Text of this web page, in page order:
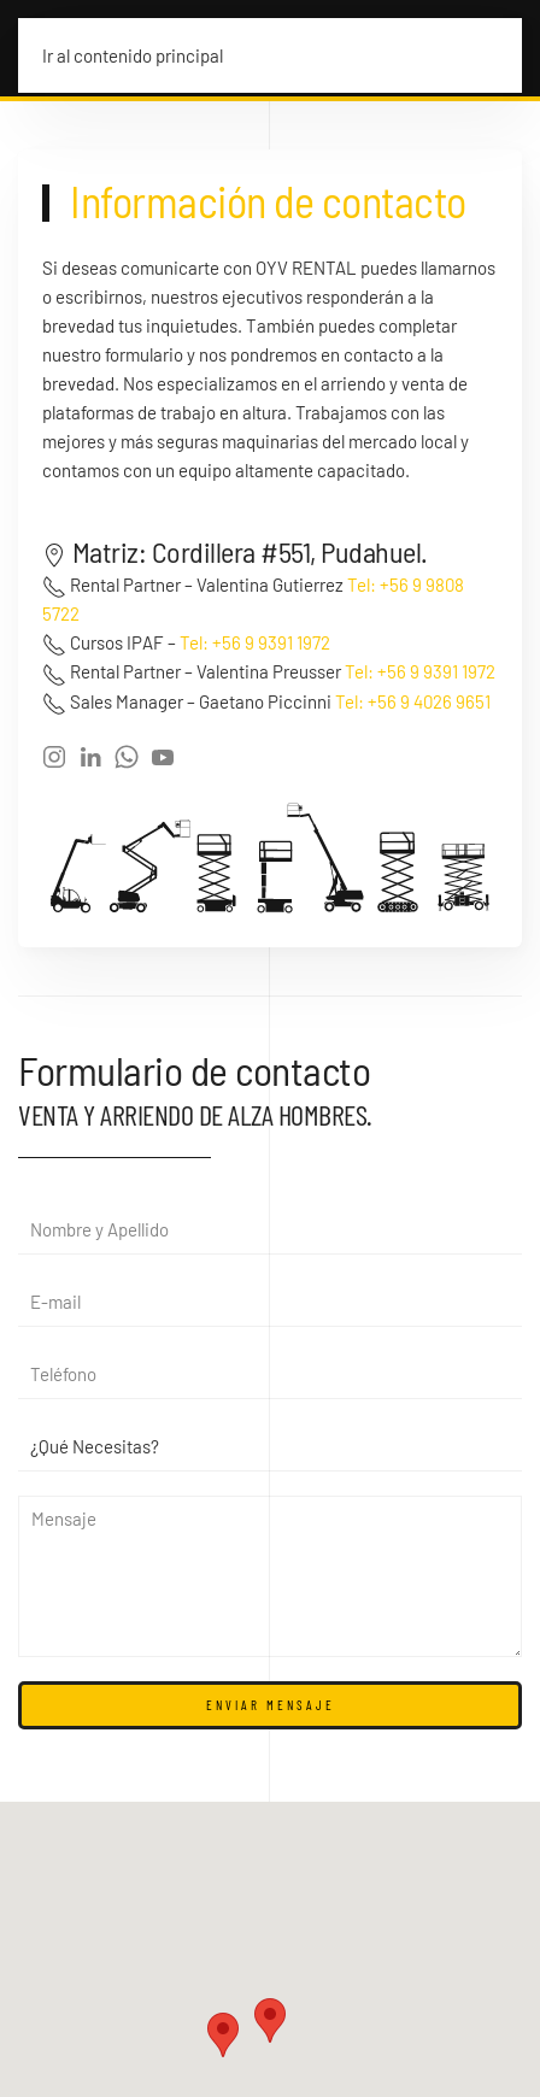
Ir al contenido principal
Información de contacto
Si deseas comunicarte con OYV RENTAL puedes llamarnos
o escribirnos, nuestros ejecutivos responderán a la
brevedad tus inquietudes. También puedes completar
nuestro formulario y nos pondremos en contacto a la
brevedad. Nos especializamos en el arriendo y venta de
plataformas de trabajo en altura. Trabajamos con las
mejores y más seguras maquinarias del mercado local y
contamos con un equipo altamente capacitado.
Matriz: Cordillera #551, Pudahuel.
Rental Partner – Valentina GutierrezTel: +56 9 9808
5722
Cursos IPAF –Tel: +56 9 9391 1972
Rental Partner – Valentina PreusserTel: +56 9 9391 1972
Sales Manager – Gaetano Piccinni Tel: +56 9 4026 9651
Formulario de contacto
VENTA Y ARRIENDO DE ALZA HOMBRES.